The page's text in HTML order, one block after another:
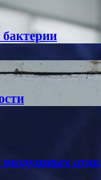
воздушных атак